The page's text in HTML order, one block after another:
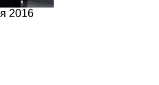
2016